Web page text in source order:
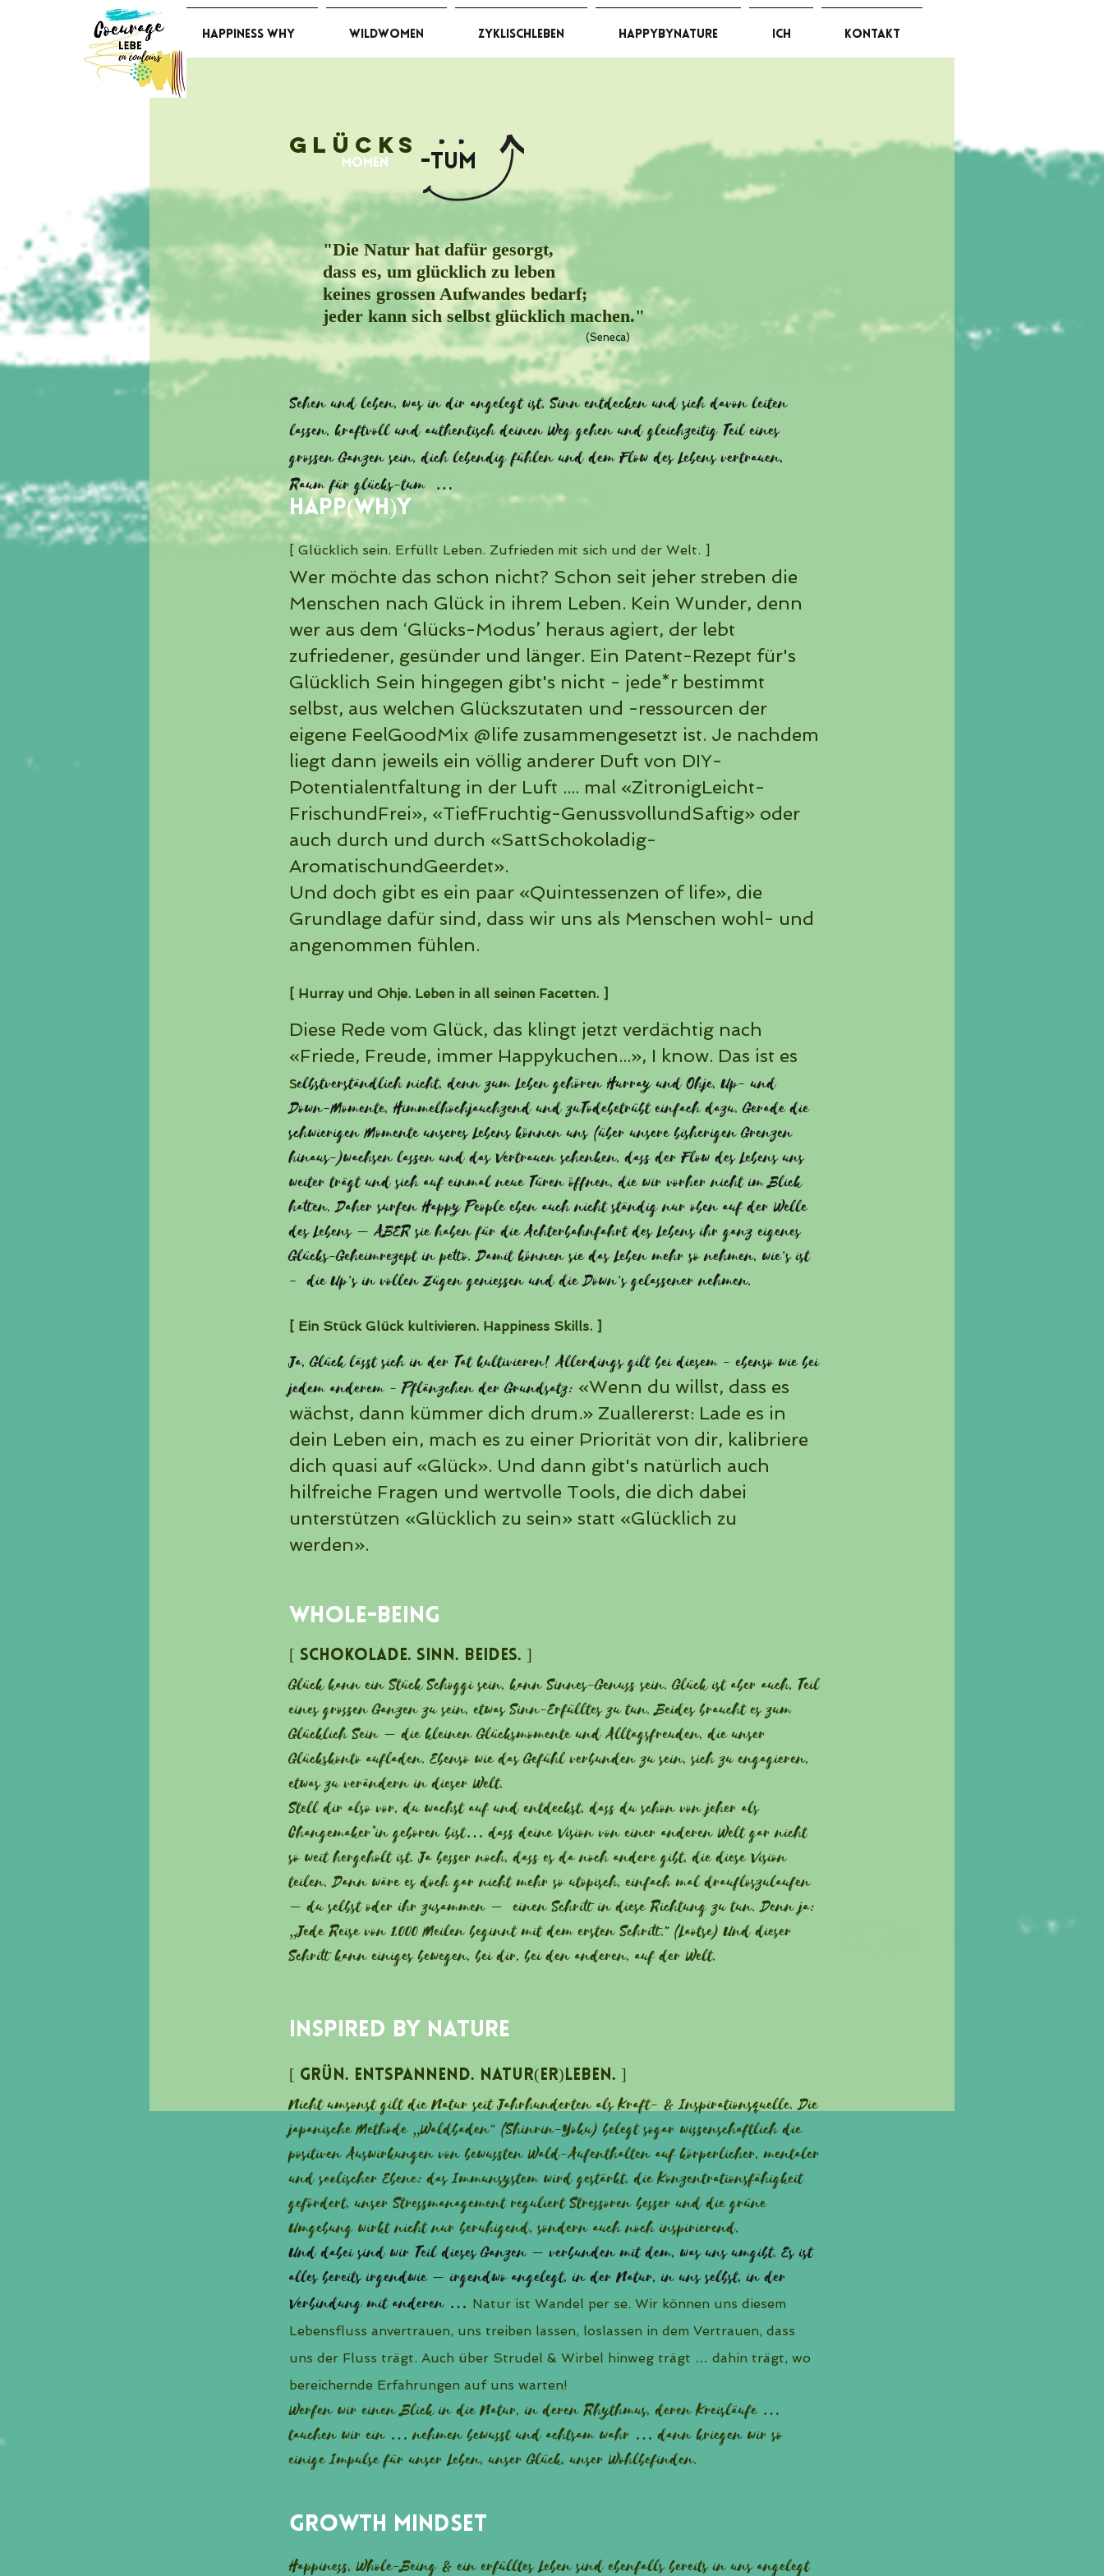
Happiness Why WildWomen ZyklischLeben HappybyNature ich kontakt
Momen
Glüc ks
-Tum
"Die Natur hat dafür gesorgt,
dass es, um glücklich zu leben
keines grossen Aufwandes bedarf;
jeder kann sich selbst glücklich machen."
(Seneca)
Sehen und leben, was in dir angelegt ist, Sinn entdecken und sich davon leiten
lassen, kraftvoll und authentisch deinen Weg gehen und gleichzeitig Teil eines
grossen Ganzen sein, dich lebendig fühlen und dem Flow des Lebens vertrauen,
Raum für glücks-tum …
HAPP(wh)y
[ Glücklich sein. Erfüllt Leben. Zufrieden mit sich und der Welt. ]
Wer möchte das schon nicht? Schon seit jeher streben die
Menschen nach Glück in ihrem Leben. Kein Wunder, denn
wer aus dem ‘Glücks-Modus’ heraus agiert, der lebt
zufriedener, gesünder und länger. Ein Patent-Rezept für's
Glücklich Sein hingegen gibt's nicht - jede*r bestimmt
selbst, aus welchen Glückszutaten und -ressourcen der
eigene FeelGoodMix @life zusammengesetzt ist. Je nachdem
liegt dann jeweils ein völlig anderer Duft von DIY-
Potentialentfaltung in der Luft .... mal «ZitronigLeicht-
FrischundFrei», «TiefFruchtig-GenussvollundSaftig» oder
auch durch und durch «SattSchokoladig-
AromatischundGeerdet».
Und doch gibt es ein paar «Quintessenzen of life», die
Grundlage dafür sind, dass wir uns als Menschen wohl- und
angenommen fühlen.
[ Hurray und Ohje. Leben in all seinen Facetten. ]
Diese Rede vom Glück, das klingt jetzt verdächtig nach
«Friede, Freude, immer Happykuchen...», I know. Das ist es
selbstverständlich nicht, denn zum Leben gehören Hurray und Ohje, Up- und
Down-Momente, Himmelhochjauchzend und zuTodebetrübt einfach dazu. Gerade die
schwierigen Momente unseres Lebens können uns (über unsere bisherigen Grenzen
hinaus-)wachsen lassen und das Vertrauen schenken, dass der Flow des Lebens uns
weiter trägt und sich auf einmal neue Türen öffnen, die wir vorher nicht im Blick
hatten. Daher surfen Happy People eben auch nicht ständig nur oben auf der Welle
des Lebens – ABER sie haben für die Achterbahnfahrt des Lebens ihr ganz eigenes
Glücks-Geheimrezept in petto. Damit können sie das Leben mehr so nehmen, wie’s ist
- die Up’s in vollen Zügen geniessen und die Down’s gelassener nehmen.
[ Ein Stück Glück kultivieren. Happiness Skills. ]
Ja, Glück lässt sich in der Tat kultivieren! Allerdings gilt bei diesem - ebenso wie bei
jedem anderem - Pflänzchen der Grundsatz: «Wenn du willst, dass es
wächst, dann kümmer dich drum.» Zuallererst: Lade es in
dein Leben ein, mach es zu einer Priorität von dir, kalibriere
dich quasi auf «Glück». Und dann gibt's natürlich auch
hilfreiche Fragen und wertvolle Tools, die dich dabei
unterstützen «Glücklich zu sein» statt «Glücklich zu
werden».
Whole-Being
[ Schokolade. Sinn. Beides. ]
Glück kann ein Stück Schoggi sein, kann Sinnes-Genuss sein. Glück ist aber auch, Teil
eines grossen Ganzen zu sein, etwas Sinn-Erfülltes zu tun. Beides braucht es zum
Glücklich Sein – die kleinen Glücksmomente und Alltagsfreuden, die unser
Glückskonto aufladen. Ebenso wie das Gefühl verbunden zu sein, sich zu engagieren,
etwas zu verändern in dieser Welt.
Stell dir also vor, du wachst auf und entdeckst, dass du schon von jeher als
Changemaker*in geboren bist… dass deine Vision von einer anderen Welt gar nicht
so weit hergeholt ist. Ja besser noch, dass es da noch andere gibt, die diese Vision
teilen. Dann wäre es doch gar nicht mehr so utopisch, einfach mal draufloszulaufen
– du selbst oder ihr zusammen – einen Schritt in diese Richtung zu tun. Denn ja:
„Jede Reise von 1.000 Meilen beginnt mit dem ersten Schritt." (Laotse) Und dieser
Schritt kann einiges bewegen, bei dir, bei den anderen, auf der Welt.
Inspired by Nature
[ Grün. Entspannend. Natur(er)leben. ]
Nicht umsonst gilt die Natur seit Jahrhunderten als Kraft- & Inspirationsquelle. Die
japanische Methode „Waldbaden“ (Shinrin-Yoku) belegt sogar wissenschaftlich die
positiven Auswirkungen von bewussten Wald-Aufenthalten auf körperlicher, mentaler
und seelischer Ebene: das Immunsystem wird gestärkt, die Konzentrationsfähigkeit
gefördert, unser Stressmanagement reguliert Stressoren besser und die grüne
Umgebung wirkt nicht nur beruhigend, sondern auch noch inspirierend.
Und dabei sind wir Teil dieses Ganzen – verbunden mit dem, was uns umgibt. Es ist
alles bereits irgendwie – irgendwo angelegt, in der Natur, in uns selbst, in der
Verbindung mit anderen … Natur ist Wandel per se. Wir können uns diesem
Lebensfluss anvertrauen, uns treiben lassen, loslassen in dem Vertrauen, dass
uns der Fluss trägt. Auch über Strudel & Wirbel hinweg trägt … dahin trägt, wo
bereichernde Erfahrungen auf uns warten!
Werfen wir einen Blick in die Natur, in deren Rhythmus, deren Kreisläufe …
tauchen wir ein … nehmen bewusst und achtsam wahr … dann kriegen wir so
einige Impulse für unser Leben, unser Glück, unser Wohlbefinden.
Growth Mindset
Happiness, Whole-Being & ein erfülltes Leben sind ebenfalls bereits in uns angelegt